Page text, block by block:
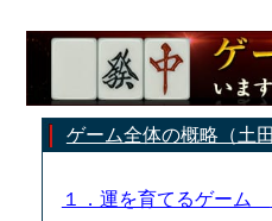
ゲーム全体の概略（土
１．運を育てるゲーム